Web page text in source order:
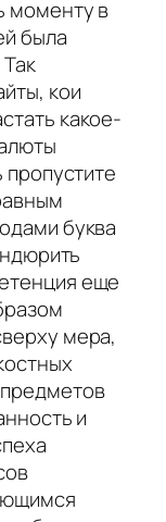
моменту в
была
кои
какое-
буква
еще
мера,
и